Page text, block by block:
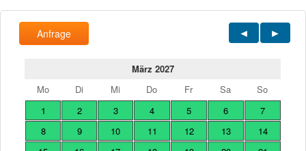
Anfrage
März 2027
Mo
Di Mi Do Fr Sa
So
1
2 3 4 5 6
7
8
9 10 11 12 13
14